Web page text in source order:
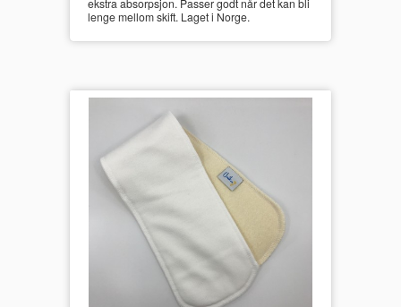
ekstra absorpsjon. Passer godt når det kan bli
lenge mellom skift. Laget i Norge.